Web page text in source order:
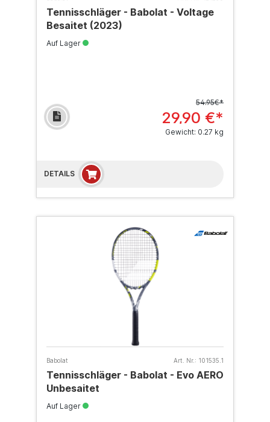
Tennisschläger - Babolat - Voltage
Besaitet (2023)
Auf Lager
54.95€*
29,90 €*
Gewicht: 0.27 kg
DETAILS
Babolat Art. Nr.: 101535.1
Tennisschläger - Babolat - Evo AERO
Unbesaitet
Auf Lager